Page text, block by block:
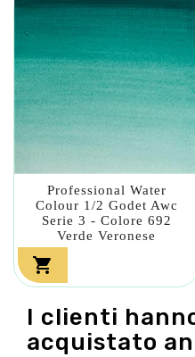
Professional Water
Colour 1/2 Godet Awc
Serie 3 - Colore 692
Verde Veronese

I clienti
acquistato